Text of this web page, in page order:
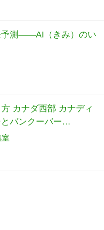
測――AI（きみ）のい
カナダ西部 カナディ
バンクーバー
の歩き方B 北米・中
室